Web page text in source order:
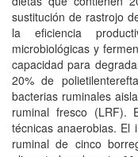
sustitución de rastrojo
la eficiencia
microbiológicas y
capacidad para
20% de
bacterias ruminales
ruminal fresco (LRF).
técnicas anaerobias. El
ruminal de cinco